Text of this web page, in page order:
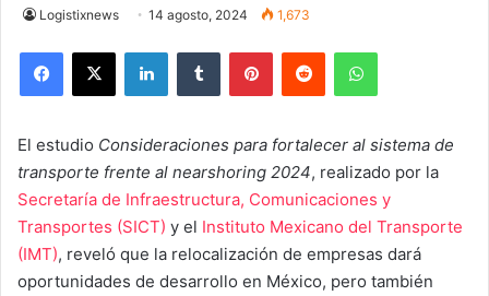
Logistixnews 14 agosto, 2024 1,673
El estudio Consideraciones para fortalecer al sistema de
transporte frente al nearshoring 2024, realizado por la
Secretaría de Infraestructura, Comunicaciones y
Transportes (SICT) y el Instituto Mexicano del Transporte
(IMT), reveló que la relocalización de empresas dará
oportunidades de desarrollo en México, pero también